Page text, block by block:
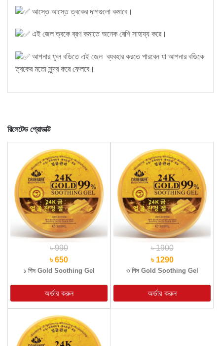
আস্তে আস্তে ত্বকের দাগগুলো কমাবে।
এই জেল ত্বকে ব্রণ কমাতে অনেক বেশি সাহায্য করে।
আপনার ফুল বডিতে এই জেল ব্যবহার করতে পারবেন যা আপনার বডিকে
ত্বকের মতো সুন্দর করে ফেলবে।
রিলেটেড প্রোডাক্ট
৳ 990
৳ 650
১ পিস Gold Soothing Gel
৳ 1900
৳ 1290
৩ পিস Gold Soothing Gel